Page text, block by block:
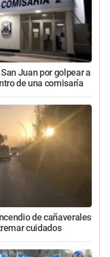
Juan por golpear a
de una comisaría
de cañaverales
cuidados